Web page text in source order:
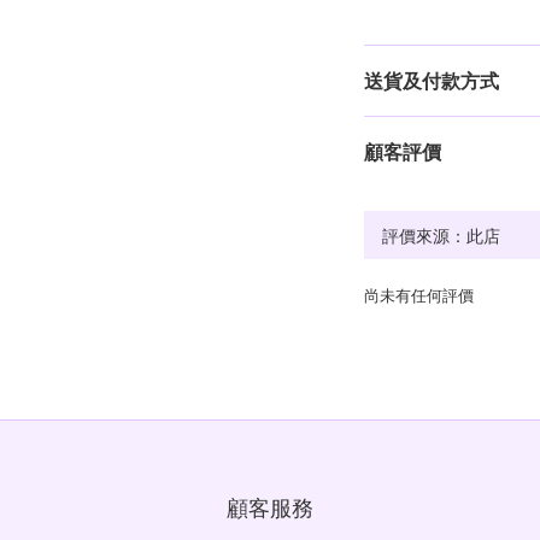
送貨及付款方式
顧客評價
尚未有任何評價
顧客服務